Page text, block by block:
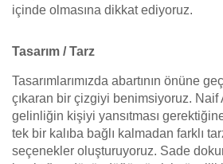
içinde olmasına dikkat ediyoruz.
Tasarım / Tarz
Tasarımlarımızda abartının önüne
çıkaran bir çizgiyi benimsiyoruz. Naif
gelinliğin kişiyi yansıtması
tek bir kalıba bağlı kalmadan farklı
seçenekler oluşturuyoruz. Sade